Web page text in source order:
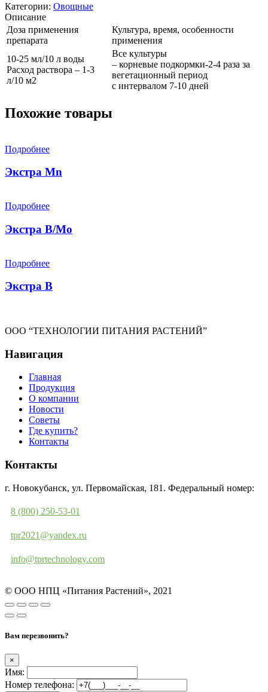
Категории: Овощные
Описание
Доза применения
препарата
Культура, время, особенности
применения
10-25 мл/10 л воды
Расход раствора – 1-3
л/10 м2
Все культуры
– корневые подкормки-2-4 раза за
вегетационный период
с интервалом 7-10 дней
Похожие товары
Подробнее
Экстра Mn
Подробнее
Экстра B/Mo
Подробнее
Экстра B
ООО “ТЕХНОЛОГИИ ПИТАНИЯ РАСТЕНИЙ”
Навигация
Главная
Продукция
О компании
Новости
Советы
Где купить?
Контакты
Контакты
г. Новокубанск, ул. Первомайская, 181. Федеральный номер:
8 (800) 250-53-01
tpr2021@yandex.ru
info@tprtechnology.com
© ООО НПЦ «Питания Растений», 2021
Вам перезвонить?
×
Имя:
Номер телефона: